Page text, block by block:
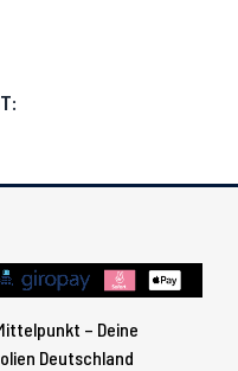
– Deine
Deutschland